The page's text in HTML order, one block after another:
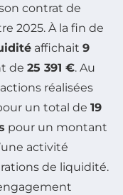
contrat de
2025. À la fin de
affichait 9
de 25 391 €. Au
réalisées
un total de 19
pour un montant
activité
de liquidité.